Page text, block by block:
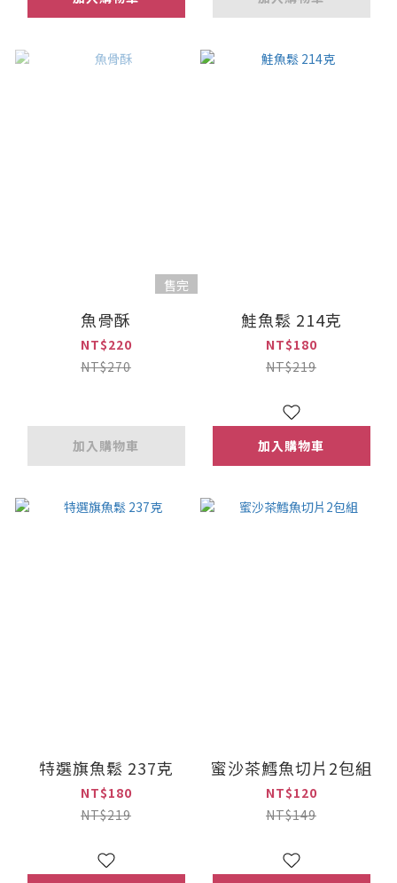
售完
魚骨酥
NT$220
NT$270
加入購物車
鮭魚鬆 214克
NT$180
NT$219
加入購物車
特選旗魚鬆 237克
NT$180
NT$219
蜜沙茶鱈魚切片2包組
NT$120
NT$149